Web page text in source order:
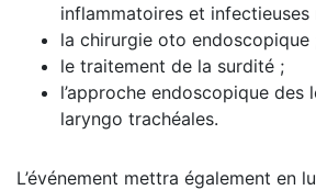
inflammatoires et infectieuses
la chirurgie oto endoscopique
le traitement de la surdité ;
l’approche endoscopique des
laryngo trachéales.
L’événement mettra également en